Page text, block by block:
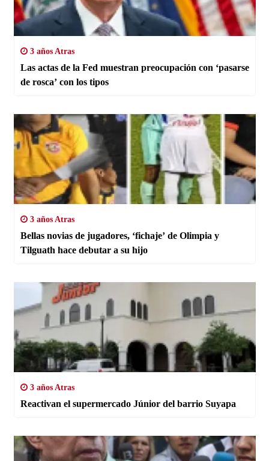
3 años Atras
Las actas de la Fed muestran preocupación con ‘pasarse
de rosca’ con los tipos
3 años Atras
Bellas novias de jugadores, ‘fichaje’ de Olimpia y
Tilguath hace debutar a su hijo
3 años Atras
Reactivan el supermercado Júnior del barrio Suyapa